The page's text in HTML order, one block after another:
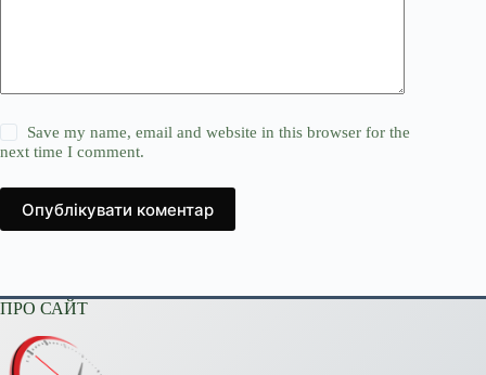
Save my name, email and website in this browser for the
next time I comment.
Опублікувати коментар
ПРО САЙТ